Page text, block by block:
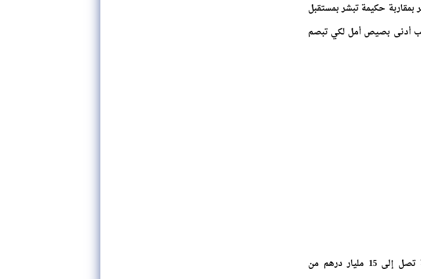
المستجد (كوفيد 19). ويتعلق الأمر بمقاربة حكيمة تبشر بمستقبل
أدنى بصيص أمل لكي تبصم
ومن هذا المنطلق يستهدف الصندوق، الذي خصص له مبلغ أولي بقيمة تصل إلى 15 مليار درهم من